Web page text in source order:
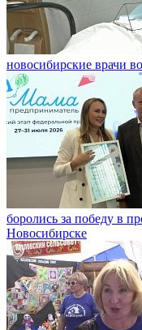
новосибирские врачи
боролись за победу в
Новосибирске